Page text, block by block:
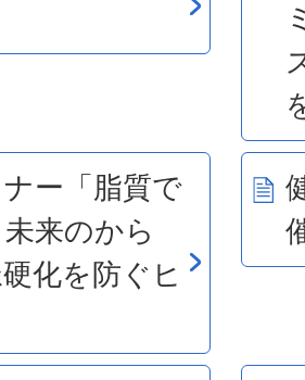
ー「脂質で
来のから
化を防ぐヒ